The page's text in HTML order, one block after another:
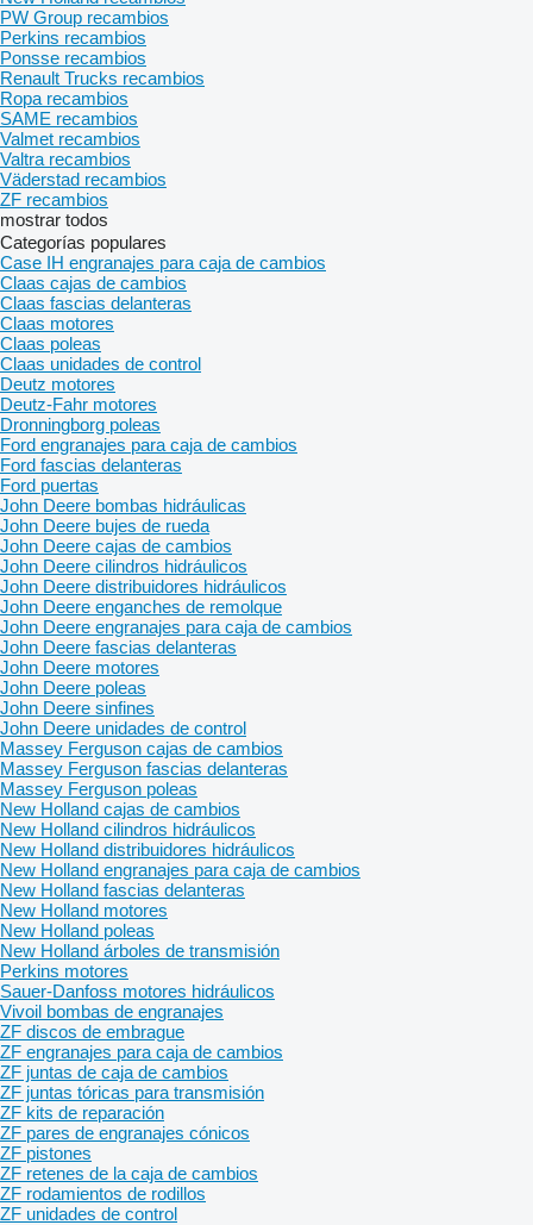
PW Group recambios
Perkins recambios
Ponsse recambios
Renault Trucks recambios
Ropa recambios
SAME recambios
Valmet recambios
Valtra recambios
Väderstad recambios
ZF recambios
mostrar todos
Categorías populares
Case IH engranajes para caja de cambios
Claas cajas de cambios
Claas fascias delanteras
Claas motores
Claas poleas
Claas unidades de control
Deutz motores
Deutz-Fahr motores
Dronningborg poleas
Ford engranajes para caja de cambios
Ford fascias delanteras
Ford puertas
John Deere bombas hidráulicas
John Deere bujes de rueda
John Deere cajas de cambios
John Deere cilindros hidráulicos
John Deere distribuidores hidráulicos
John Deere enganches de remolque
John Deere engranajes para caja de cambios
John Deere fascias delanteras
John Deere motores
John Deere poleas
John Deere sinfines
John Deere unidades de control
Massey Ferguson cajas de cambios
Massey Ferguson fascias delanteras
Massey Ferguson poleas
New Holland cajas de cambios
New Holland cilindros hidráulicos
New Holland distribuidores hidráulicos
New Holland engranajes para caja de cambios
New Holland fascias delanteras
New Holland motores
New Holland poleas
New Holland árboles de transmisión
Perkins motores
Sauer-Danfoss motores hidráulicos
Vivoil bombas de engranajes
ZF discos de embrague
ZF engranajes para caja de cambios
ZF juntas de caja de cambios
ZF juntas tóricas para transmisión
ZF kits de reparación
ZF pares de engranajes cónicos
ZF pistones
ZF retenes de la caja de cambios
ZF rodamientos de rodillos
ZF unidades de control